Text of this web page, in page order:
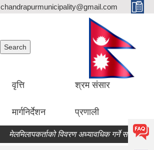
chandrapurmunicipality@gmail.com
वृत्ति
मार्गनिर्देशन
श्रम संसार
प्रणाली
मेलमिलापकर्ताको विवरण अध्यावधिक गर्ने सम्बन्धि